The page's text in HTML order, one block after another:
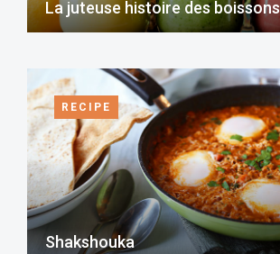
La juteuse histoire des boissons
RECIPE
Shakshouka